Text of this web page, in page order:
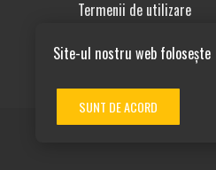
Site-ul nostru web
SUNT DE ACORD
Termenii de utilizare
Sitemap